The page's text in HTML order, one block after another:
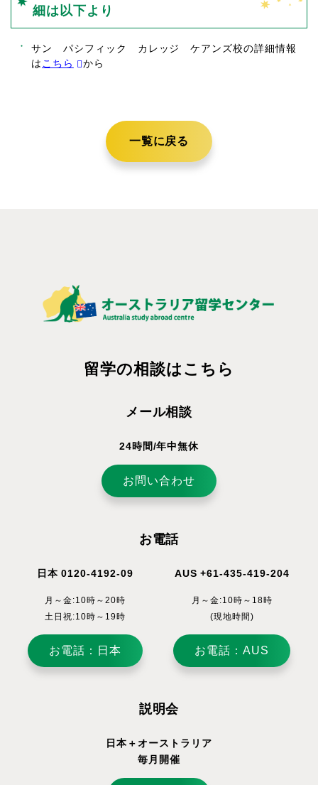
細は以下より
サン パシフィック カレッジ ケアンズ校の詳細情報
はこちら から
一覧に戻る
留学の相談はこちら
メール相談
24時間/年中無休
お問い合わせ
お電話
日本 0120-4192-09
月～金:10時～20時
土日祝:10時～19時
お電話：日本
AUS +61-435-419-204
月～金:10時～18時
(現地時間)
お電話：AUS
説明会
日本＋オーストラリア
毎月開催